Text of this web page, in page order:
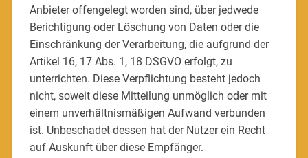
Anbieter offengelegt worden sind, über jedwede
Berichtigung oder Löschung von Daten oder die
Einschränkung der Verarbeitung, die aufgrund der
Artikel 16, 17 Abs. 1, 18 DSGVO erfolgt, zu
unterrichten. Diese Verpflichtung besteht jedoch
nicht, soweit diese Mitteilung unmöglich oder mit
einem unverhältnismäßigen Aufwand verbunden
ist. Unbeschadet dessen hat der Nutzer ein Recht
auf Auskunft über diese Empfänger.